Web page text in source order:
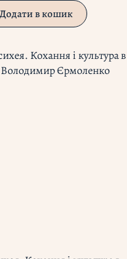
Додати в кошик